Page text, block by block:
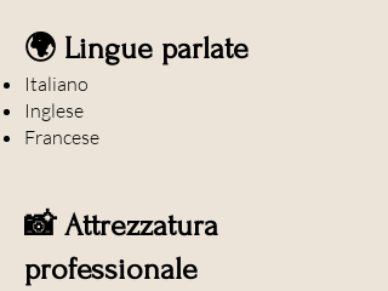
🌍 Lingue parlate
Italiano
Inglese
Francese
📸 Attrezzatura
professionale